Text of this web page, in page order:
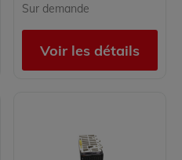
Sur demande
Voir les détails